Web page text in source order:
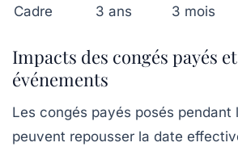
Cadre
3 ans 3 mois
Impacts des congés payés
événements
Les congés payés posés pendant
peuvent repousser la date